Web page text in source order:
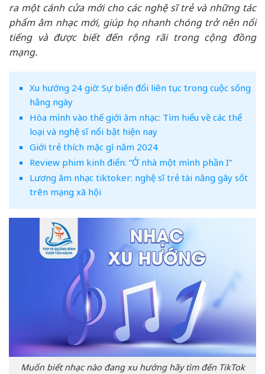
ra một cánh cửa mới cho các nghệ sĩ trẻ và những tác
phẩm âm nhạc mới, giúp họ nhanh chóng trở nên nổi
tiếng và được biết đến rộng rãi trong cộng đồng
mạng.
Xu hướng 24 giờ: Sự biến đổi liên tục trong cuộc sống
hằng ngày
Hòa mình vào thế giới âm nhạc: Tìm hiểu về các thể
loại và nghệ sĩ nổi bật hiện nay
Giới trẻ thích mặc gì năm 2024
Review phim kinh điển: “Ở nhà một mình phần I”
Lương âm nhạc tiktoker: nghệ sĩ trẻ tài năng gây sốt
trên mạng xã hội
Muốn biết nhạc nào đang xu hướng hãy tìm đến TikTok